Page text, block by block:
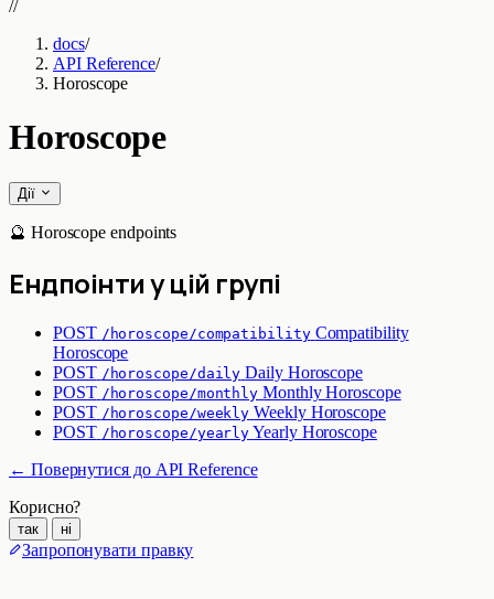
//
docs/
API Reference/
Horoscope
Horoscope
Дії
🔮 Horoscope endpoints
Ендпоінти у цій групі
POST /horoscope/compatibility Compatibility
Horoscope
POST /horoscope/daily Daily Horoscope
POST /horoscope/monthly Monthly Horoscope
POST /horoscope/weekly Weekly Horoscope
POST /horoscope/yearly Yearly Horoscope
← Повернутися до API Reference
Корисно?
так ні
Запропонувати правку